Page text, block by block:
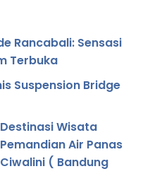
Rancabali: Sensasi
Terbuka
Suspension Bridge
Destinasi Wisata
Pemandian Air Panas
Ciwalini ( Bandung